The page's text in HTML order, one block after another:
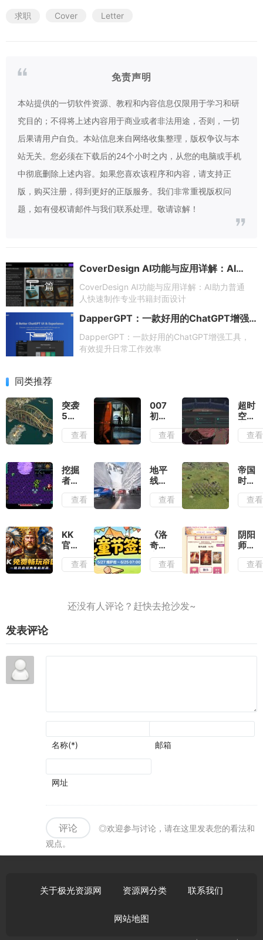
求职 Cover Letter
免责声明
本站提供的一切软件资源、教程和内容信息仅限用于学习和研
究目的；不得将上述内容用于商业或者非法用途，否则，一切
后果请用户自负。本站信息来自网络收集整理，版权争议与本
站无关。您必须在下载后的24个小时之内，从您的电脑或手机
中彻底删除上述内容。如果您喜欢该程序和内容，请支持正
版，购买注册，得到更好的正版服务。我们非常重视版权问
题，如有侵权请邮件与我们联系处理。敬请谅解！
上一篇
CoverDesign AI功能与应用详解：AI助力普通人快速制作专业书籍封面设计
CoverDesign AI功能与应用详解：AI助力普通
人快速制作专业书籍封面设计
下一篇
DapperGPT：一款好用的ChatGPT增强工具，有效提升日常工作效率
DapperGPT：一款好用的ChatGPT增强工具，
有效提升日常工作效率
同类推荐
突袭
5测
评：
除了
优点
可言
查看
007
初露
锋芒
准则
就是
出其
不意
查看
超时
空地
牢测
评：
间穿
梭找
到合
适的
查看
挖掘
者米
娜测
评：
复古
滤镜
去看
查看
地平
线6
测
评：
厚到
几乎
无法
忽视
查看
帝国
时代
4岳
飞传
战役
叙事
和历
史氛
查看
KK
官方
对战
平台
2》
查看
《洛
奇》
童趣
到活
查看
阴阳
师
“拾
光启
查看
发表评论
名称(*) 邮箱
网址
评论
◎欢迎参与讨论，请在这里发表您的看法和
观点。
关于极光资源网 资源网分类 联系我们
网站地图